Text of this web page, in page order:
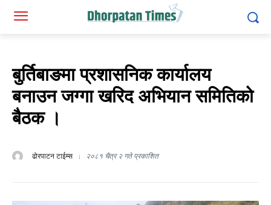
बुर्तिबाङमा प्रशासनिक कार्यालय
बनाउन जग्गा खरिद अभियान समितिको
बैठक ।
ढोरपाटन टाईम्स २०८१ चैत्र २ गते प्रकाशित